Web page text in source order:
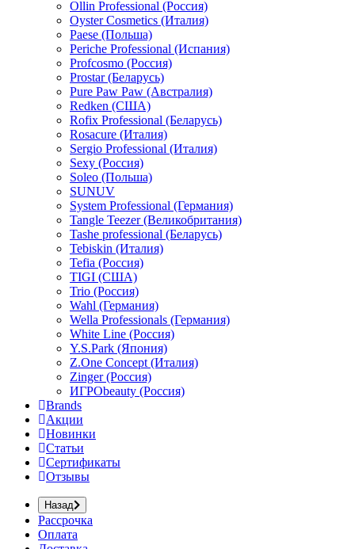
Ollin Professional (Россия)
Oyster Cosmetics (Италия)
Paese (Польша)
Periche Professional (Испания)
Profcosmo (Россия)
Prostar (Беларусь)
Pure Paw Paw (Австралия)
Redken (США)
Rofix Professional (Беларусь)
Rosacure (Италия)
Sergio Professional (Италия)
Sexy (Россия)
Soleo (Польша)
SUNUV
System Professional (Германия)
Tangle Teezer (Великобритания)
Tashe professional (Беларусь)
Tebiskin (Италия)
Tefia (Россия)
TIGI (США)
Trio (Россия)
Wahl (Германия)
Wella Professionals (Германия)
White Line (Россия)
Y.S.Park (Япония)
Z.One Concept (Италия)
Zinger (Россия)
ИГРОbeauty (Россия)
Brands
Акции
Новинки
Статьи
Сертификаты
Отзывы
Назад
Рассрочка
Оплата